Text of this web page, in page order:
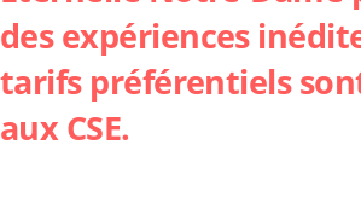
des expériences
tarifs préférentiels
aux CSE.